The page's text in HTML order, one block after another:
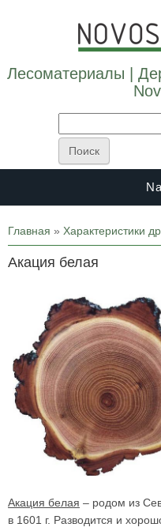
Лесоматериалы |
Вы здесь
Главная » Характеристики
Акация белая
Акация белая – родом из
в 1601 г. Разводится и